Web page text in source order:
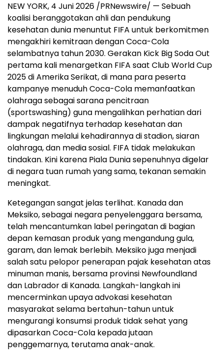
NEW YORK, 4 Juni 2026 /PRNewswire/ — Sebuah
koalisi beranggotakan ahli dan pendukung
kesehatan dunia menuntut FIFA untuk berkomitmen
mengakhiri kemitraan dengan Coca-Cola
selambatnya tahun 2030. Gerakan Kick Big Soda Out
pertama kali menargetkan FIFA saat Club World Cup
2025 di Amerika Serikat, di mana para peserta
kampanye menuduh Coca-Cola memanfaatkan
olahraga sebagai sarana pencitraan
(sportswashing) guna mengalihkan perhatian dari
dampak negatifnya terhadap kesehatan dan
lingkungan melalui kehadirannya di stadion, siaran
olahraga, dan media sosial. FIFA tidak melakukan
tindakan. Kini karena Piala Dunia sepenuhnya digelar
di negara tuan rumah yang sama, tekanan semakin
meningkat.
Ketegangan sangat jelas terlihat. Kanada dan
Meksiko, sebagai negara penyelenggara bersama,
telah mencantumkan label peringatan di bagian
depan kemasan produk yang mengandung gula,
garam, dan lemak berlebih. Meksiko juga menjadi
salah satu pelopor penerapan pajak kesehatan atas
minuman manis, bersama provinsi Newfoundland
dan Labrador di Kanada. Langkah-langkah ini
mencerminkan upaya advokasi kesehatan
masyarakat selama bertahun-tahun untuk
mengurangi konsumsi produk tidak sehat yang
dipasarkan Coca-Cola kepada jutaan
penggemarnya, terutama anak-anak.